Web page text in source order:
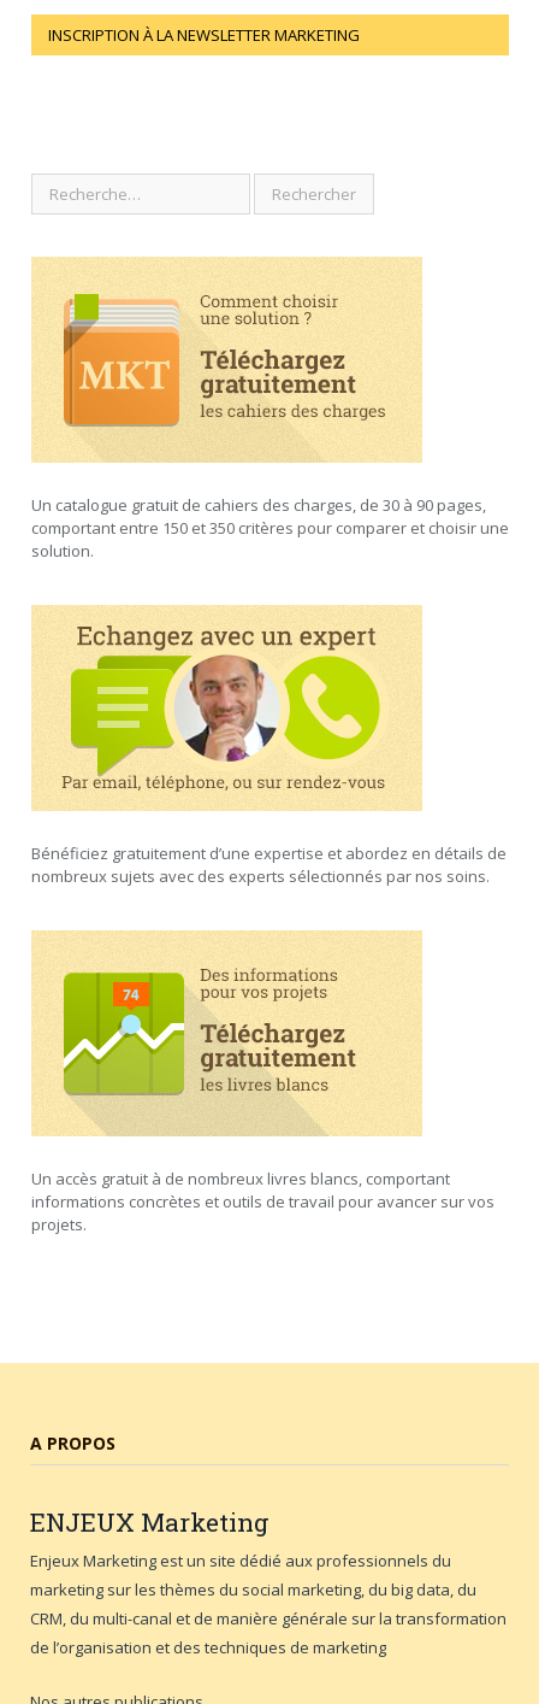
INSCRIPTION À LA NEWSLETTER MARKETING
Un catalogue gratuit de cahiers des charges, de 30 à 90 pages,
comportant entre 150 et 350 critères pour comparer et choisir une
solution.
Bénéficiez gratuitement d’une expertise et abordez en détails de
nombreux sujets avec des experts sélectionnés par nos soins.
Un accès gratuit à de nombreux livres blancs, comportant
informations concrètes et outils de travail pour avancer sur vos
projets.
A PROPOS
ENJEUX Marketing
Enjeux Marketing est un site dédié aux professionnels du
marketing sur les thèmes du social marketing, du big data, du
CRM, du multi-canal et de manière générale sur la transformation
de l’organisation et des techniques de marketing